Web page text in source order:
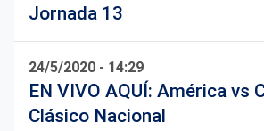
Jornada 13
24/5/2020 - 14:29
EN VIVO AQUÍ: América vs
Clásico Nacional